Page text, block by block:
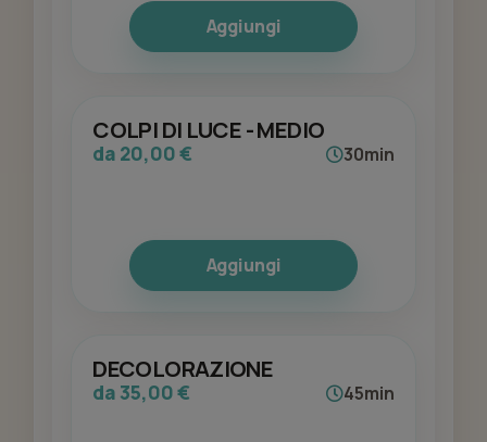
Aggiungi
COLPI DI LUCE - MEDIO
da 20,00 € 30min
Aggiungi
DECOLORAZIONE
da 35,00 € 45min